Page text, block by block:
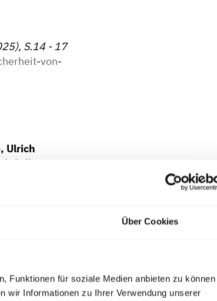
Über Cookies
Funktionen für soziale Medien anbieten zu können
wir Informationen zu Ihrer Verwendung unserer
S.14 - 17
von-
Ulrich
Cells
e.V. 2024: